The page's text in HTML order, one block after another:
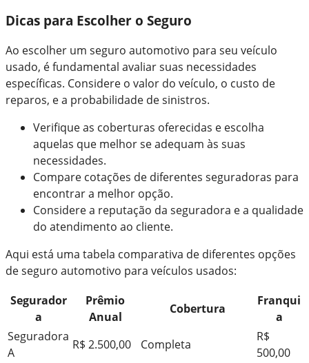
Dicas para Escolher o Seguro
Ao escolher um seguro automotivo para seu veículo
usado, é fundamental avaliar suas necessidades
específicas. Considere o valor do veículo, o custo de
reparos, e a probabilidade de sinistros.
Verifique as coberturas oferecidas e escolha
aquelas que melhor se adequam às suas
necessidades.
Compare cotações de diferentes seguradoras para
encontrar a melhor opção.
Considere a reputação da seguradora e a qualidade
do atendimento ao cliente.
Aqui está uma tabela comparativa de diferentes opções
de seguro automotivo para veículos usados:
Segurador
a
Prêmio
Anual
Cobertura
Franqui
a
Seguradora
A
R$ 2.500,00 Completa
R$
500,00